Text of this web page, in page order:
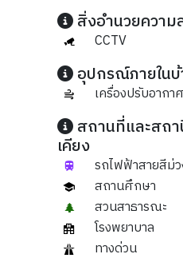
สิ่งอำนวยความ
CCTV
อุปกรณ์ภายใน
เครื่องปรับอากา
สถานที่และสถ
เคียง
รถไฟฟ้าสายสีม่
สถานศึกษา
สวนสาธารณะ
โรงพยาบาล
ทางด่วน